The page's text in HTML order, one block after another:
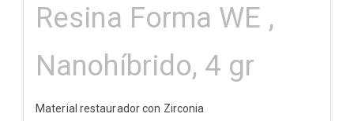
Resina Forma WE ,
Nanohíbrido, 4 gr
Material restaurador con Zirconia